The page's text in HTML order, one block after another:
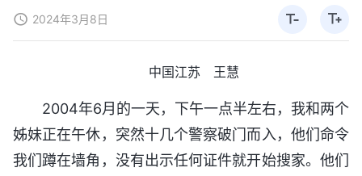
2024年3月8日
中国江苏 王慧
2004年6月的一天，下午一点半左右，我和两个
姊妹正在午休，突然十几个警察破门而入，他们命令
我们蹲在墙角，没有出示任何证件就开始搜家。他们